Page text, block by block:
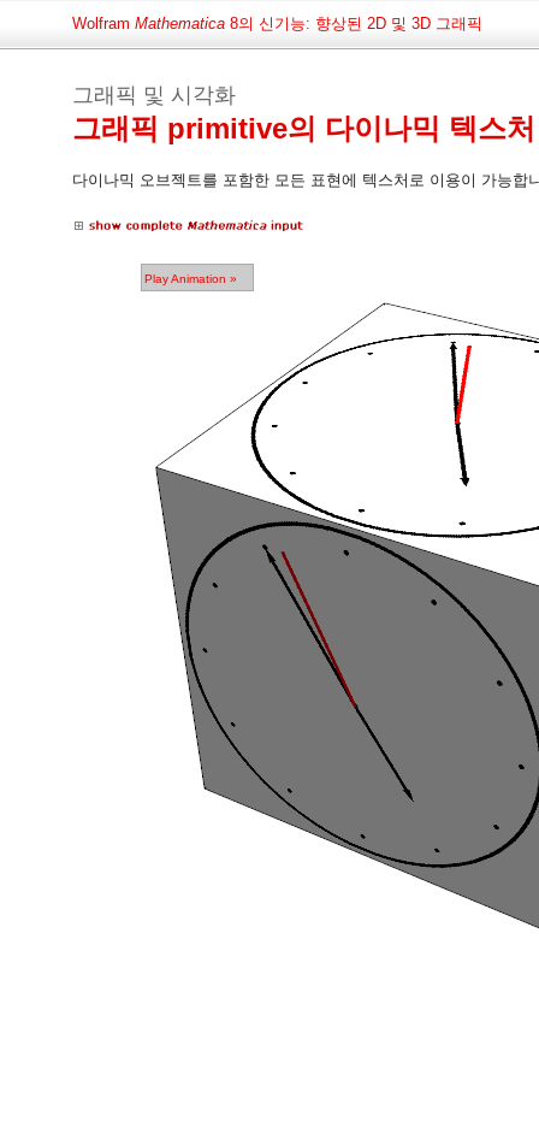
Wolfram Mathematica 8의 신기능: 향상된 2D 및 3D 그래픽
그래픽 및 시각화
그래픽 primitive의 다이나믹 텍스
다이나믹 오브젝트를 포함한 모든 표현에 텍스처로 이용이 가능합
Play Animation »